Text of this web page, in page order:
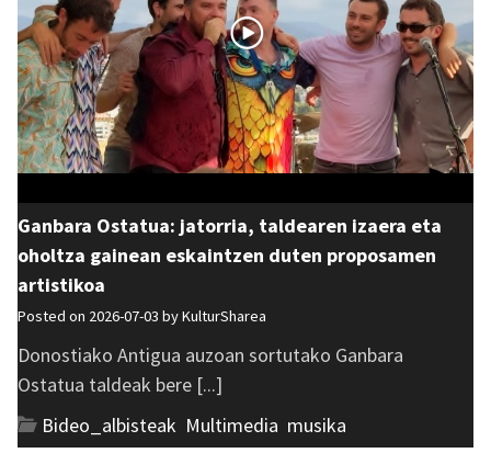
Ganbara Ostatua: jatorria, taldearen izaera eta
oholtza gainean eskaintzen duten proposamen
artistikoa
Posted on 2026-07-03 byKulturSharea
Donostiako Antigua auzoan sortutako Ganbara
Ostatua taldeak bere [...]
Bideo_albisteak Multimedia musika